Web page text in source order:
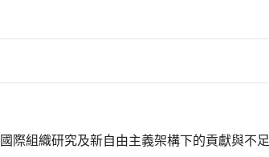
際組織研究及新自由主義架構下的貢獻與不